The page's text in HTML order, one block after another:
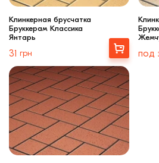
Клинкерная брусчатка
Бруккерам Классика
Янтарь
31 грн
Выбрать
под